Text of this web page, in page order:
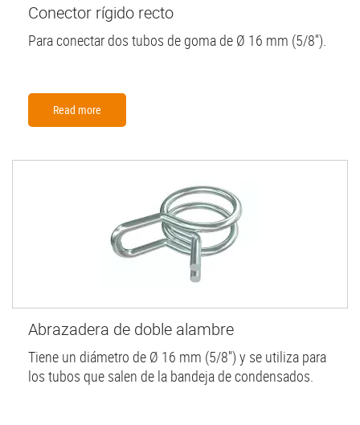
Conector rígido recto
Para conectar dos tubos de goma de Ø 16 mm (5/8'').
Read more
Abrazadera de doble alambre
Tiene un diámetro de Ø 16 mm (5/8'') y se utiliza para
los tubos que salen de la bandeja de condensados.